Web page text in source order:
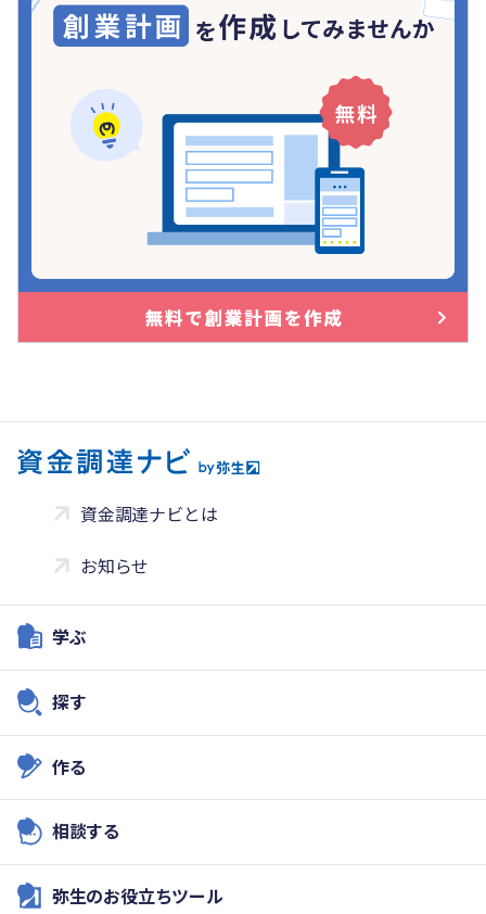
資金調達ナビとは
お知らせ
学ぶ
探す
作る
相談する
弥生のお役立ちツール